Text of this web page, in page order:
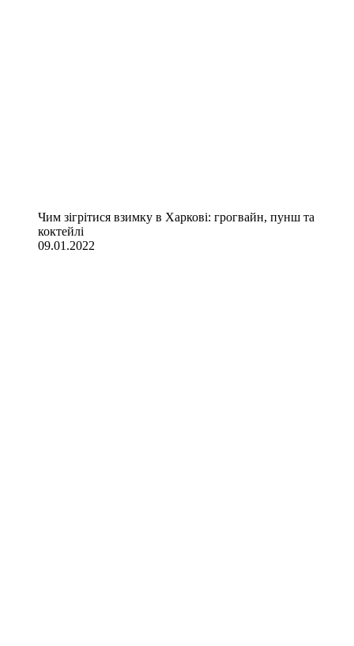
Чим зігрітися взимку в Харкові: грогвайн, пунш та
коктейлі
09.01.2022